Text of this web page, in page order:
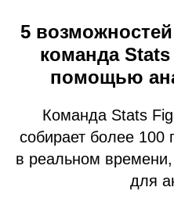
5
команда
помощью
Команда Stats
собирает более 100
в реальном времени,
для